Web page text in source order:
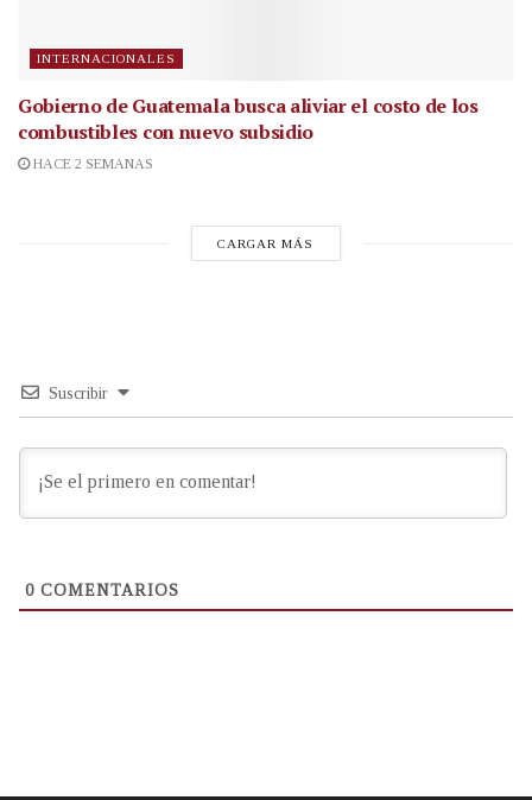
INTERNACIONALES
Gobierno de Guatemala busca aliviar el costo de los
combustibles con nuevo subsidio
HACE 2 SEMANAS
CARGAR MÁS
Suscribir
0 COMENTARIOS